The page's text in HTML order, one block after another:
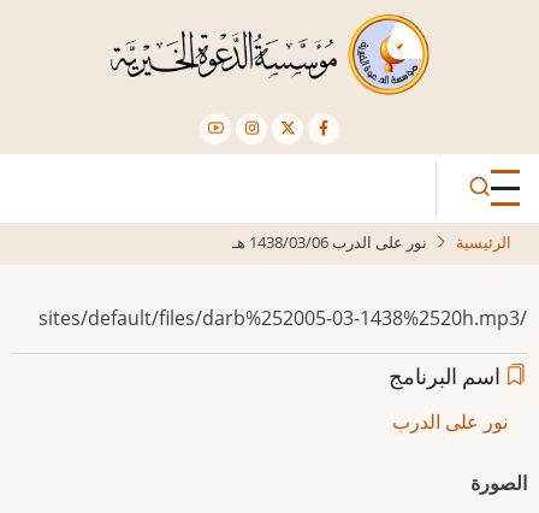
الرئيسية نور على الدرب 1438/03/06 هـ
/sites/default/files/darb%252005-03-1438%2520h.mp3
اسم البرنامج
نور على الدرب
الصورة